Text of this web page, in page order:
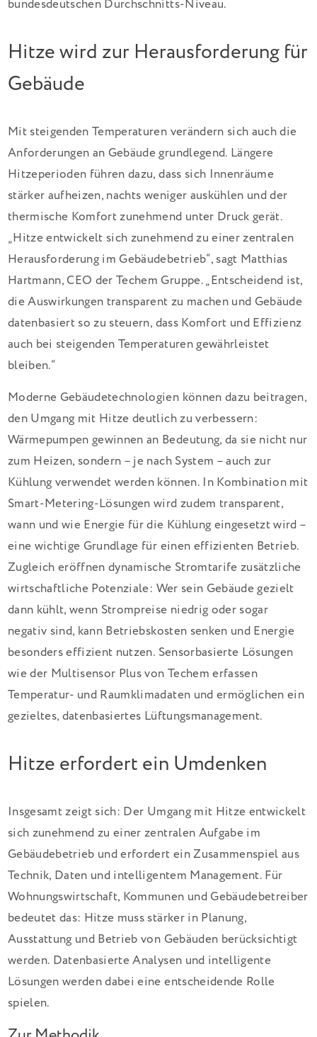
bundesdeutschen Durchschnitts-Niveau.
Hitze wird zur Herausforderung für
Gebäude
Mit steigenden Temperaturen verändern sich auch die
Anforderungen an Gebäude grundlegend. Längere
Hitzeperioden führen dazu, dass sich Innenräume
stärker aufheizen, nachts weniger auskühlen und der
thermische Komfort zunehmend unter Druck gerät.
„Hitze entwickelt sich zunehmend zu einer zentralen
Herausforderung im Gebäudebetrieb“, sagt Matthias
Hartmann, CEO der Techem Gruppe. „Entscheidend ist,
die Auswirkungen transparent zu machen und Gebäude
datenbasiert so zu steuern, dass Komfort und Effizienz
auch bei steigenden Temperaturen gewährleistet
bleiben.“
Moderne Gebäudetechnologien können dazu beitragen,
den Umgang mit Hitze deutlich zu verbessern:
Wärmepumpen gewinnen an Bedeutung, da sie nicht nur
zum Heizen, sondern – je nach System – auch zur
Kühlung verwendet werden können. In Kombination mit
Smart-Metering-Lösungen wird zudem transparent,
wann und wie Energie für die Kühlung eingesetzt wird –
eine wichtige Grundlage für einen effizienten Betrieb.
Zugleich eröffnen dynamische Stromtarife zusätzliche
wirtschaftliche Potenziale: Wer sein Gebäude gezielt
dann kühlt, wenn Strompreise niedrig oder sogar
negativ sind, kann Betriebskosten senken und Energie
besonders effizient nutzen. Sensorbasierte Lösungen
wie der Multisensor Plus von Techem erfassen
Temperatur- und Raumklimadaten und ermöglichen ein
gezieltes, datenbasiertes Lüftungsmanagement.
Hitze erfordert ein Umdenken
Insgesamt zeigt sich: Der Umgang mit Hitze entwickelt
sich zunehmend zu einer zentralen Aufgabe im
Gebäudebetrieb und erfordert ein Zusammenspiel aus
Technik, Daten und intelligentem Management. Für
Wohnungswirtschaft, Kommunen und Gebäudebetreiber
bedeutet das: Hitze muss stärker in Planung,
Ausstattung und Betrieb von Gebäuden berücksichtigt
werden. Datenbasierte Analysen und intelligente
Lösungen werden dabei eine entscheidende Rolle
spielen.